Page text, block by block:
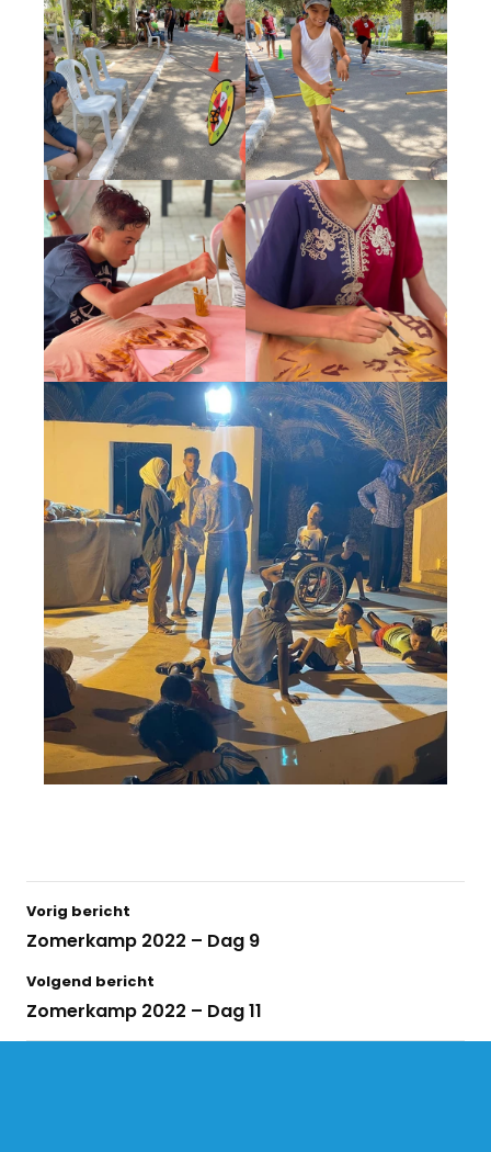
Vorig bericht
Zomerkamp 2022 – Dag 9
Volgend bericht
Zomerkamp 2022 – Dag 11